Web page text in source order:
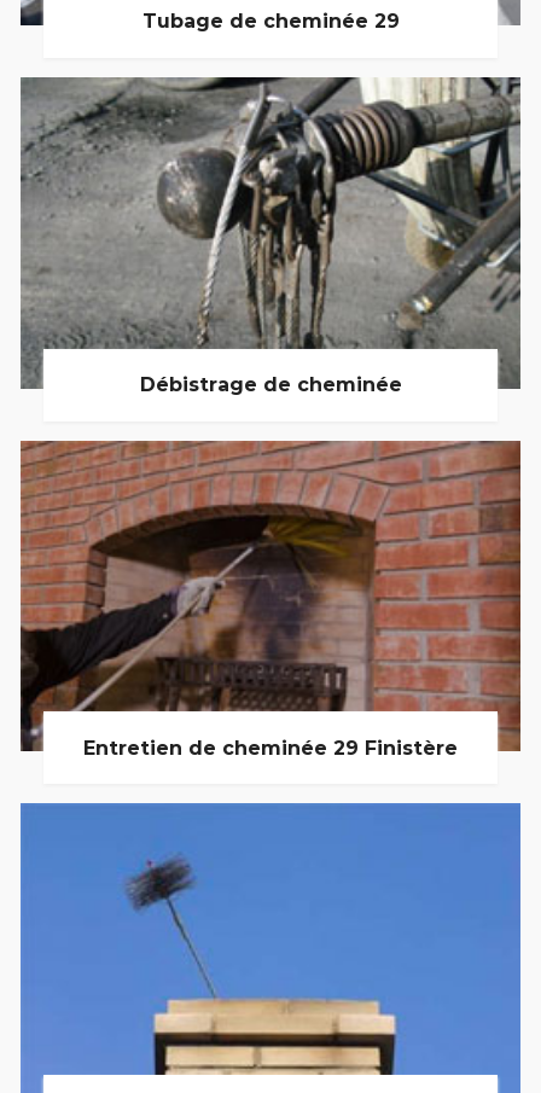
Tubage de cheminée 29
Débistrage de cheminée
Entretien de cheminée 29 Finistère